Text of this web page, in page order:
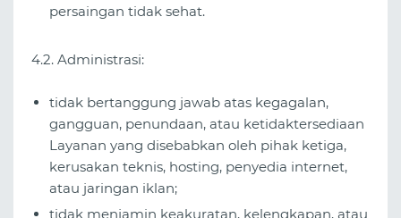
persaingan tidak sehat.
4.2. Administrasi:
tidak bertanggung jawab atas kegagalan,
gangguan, penundaan, atau ketidaktersediaan
Layanan yang disebabkan oleh pihak ketiga,
kerusakan teknis, hosting, penyedia internet,
atau jaringan iklan;
tidak menjamin keakuratan, kelengkapan, atau